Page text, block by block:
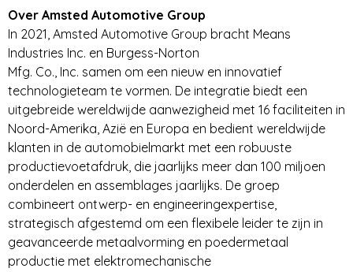
Over Amsted Automotive Group
In 2021, Amsted Automotive Group bracht Means
Industries Inc. en Burgess-Norton
Mfg. Co., Inc. samen om een nieuw en innovatief
technologieteam te vormen. De integratie biedt een
uitgebreide wereldwijde aanwezigheid met 16 faciliteiten in
Noord-Amerika, Azië en Europa en bedient wereldwijde
klanten in de automobielmarkt met een robuuste
productievoetafdruk, die jaarlijks meer dan 100 miljoen
onderdelen en assemblages jaarlijks. De groep
combineert ontwerp- en engineeringexpertise,
strategisch afgestemd om een flexibele leider te zijn in
geavanceerde metaalvorming en poedermetaal
productie met elektromechanische